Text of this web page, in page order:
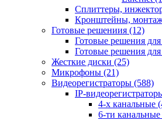
Сплиттеры,
Кронштейны,
Готовые решениия (12)
Готовые решения
Готовые решения
Жесткие диски (25)
Микрофоны (21)
Видеорегистраторы (588)
IP-
4-х канальные
6-ти канальные